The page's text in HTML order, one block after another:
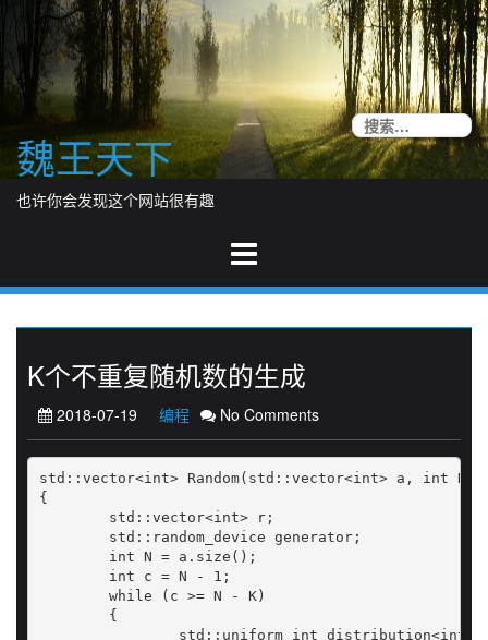
content
魏王天下
也许你会发现这个网站很有趣
搜
K个不重复随机数的生成
2018-07-19 编程 No Comments
std::vector<int> Random(std::vector<int> a, int K)
{